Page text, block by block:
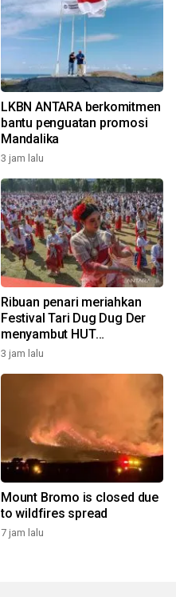
LKBN ANTARA berkomitmen
bantu penguatan promosi
Mandalika
3 jam lalu
Ribuan penari meriahkan
Festival Tari Dug Dug Der
menyambut HUT
Kemerdekaan
3 jam lalu
Mount Bromo is closed due
to wildfires spread
7 jam lalu